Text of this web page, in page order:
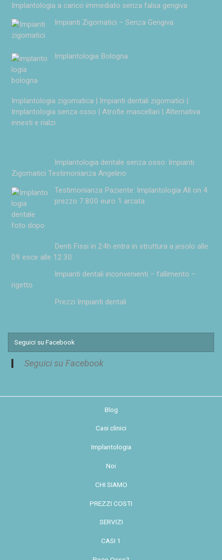
Implantologia a carico immediato senza falsa gengiva
Impianti Zigomatici – Senza Gengiva
Implantologia Bologna
Implantologia zigomatica | Impianti dentali zigomatici |
Implantologia senza osso | Atrofie mascellari | Alternativa
innesti e rialzi.
Implantologia dentale senza osso: Impianti
Zigomatici Testimonianza Angelino
Testimonianza Paziente: Implantologia All on 4
prezzo 7.800 euro 1 arcata
Denti Fissi in 24h entra in struttura a jesolo alle
09 esce alle 12:30
Impianti dentali inconvenienti – fallimento –
rigetto
Prezzi Impianti dentali
Seguici su Facebook
Seguici su Facebook
Blog
Casi clinici
Implantologia
Noi
CHI SIAMO
PREZZI COSTI
SERVIZI
CASI 1